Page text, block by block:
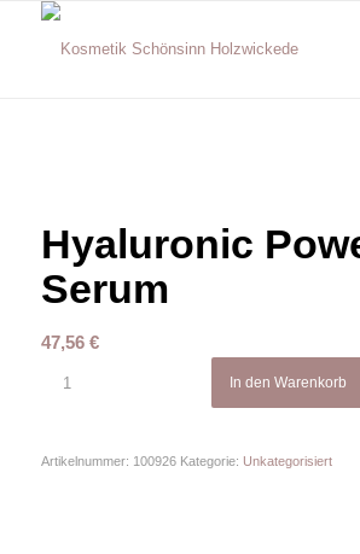
Hyaluronic
Serum
47,56 €
In den Warenkorb
Artikelnummer: 100926 Kategorie: Unkategorisiert